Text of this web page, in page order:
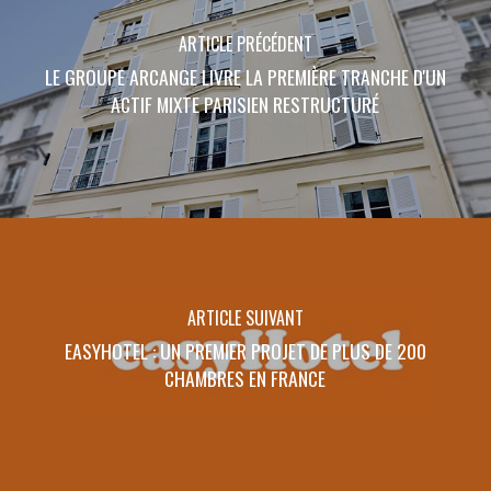
ARTICLE PRÉCÉDENT
LE GROUPE ARCANGE LIVRE LA PREMIÈRE TRANCHE D'UN
ACTIF MIXTE PARISIEN RESTRUCTURÉ
ARTICLE SUIVANT
EASYHOTEL : UN PREMIER PROJET DE PLUS DE 200
CHAMBRES EN FRANCE